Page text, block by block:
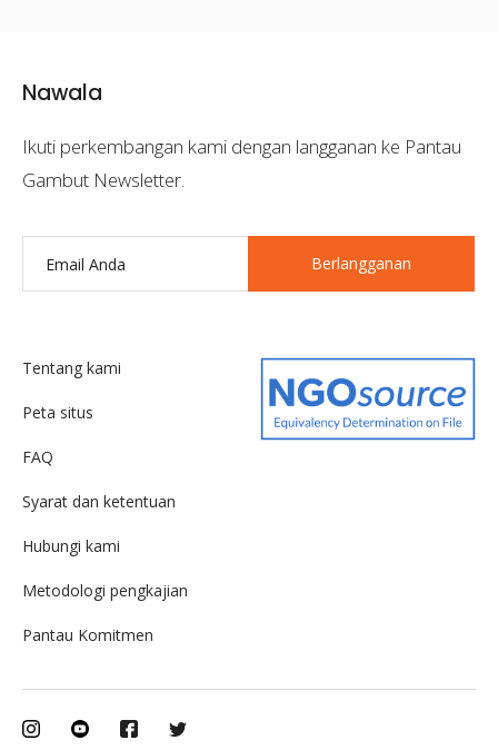
Nawala
Ikuti perkembangan kami dengan langganan ke Pantau
Gambut Newsletter.
Berlangganan
Tentang kami
Peta situs
FAQ
Syarat dan ketentuan
Hubungi kami
Metodologi pengkajian
Pantau Komitmen